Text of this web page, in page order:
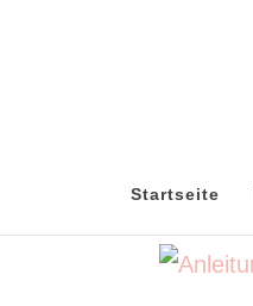
Startseite